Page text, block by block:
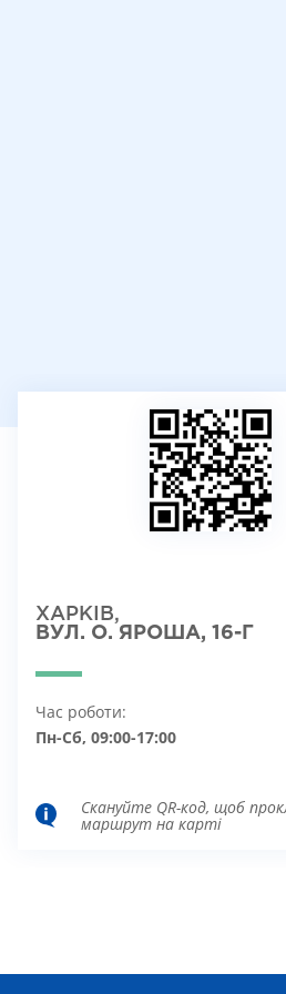
ХАРКІВ,
ВУЛ. О. ЯРОША, 16-Г
Час роботи:
Пн-Сб, 09:00-17:00
Скануйте QR-код, щоб
маршрут на карті